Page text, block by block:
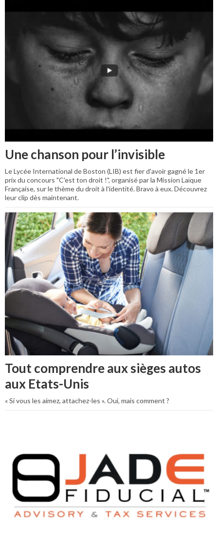
Une chanson pour l’invisible
Le Lycée International de Boston (LIB) est fier d'avoir gagné le 1er
prix du concours "C'est ton droit !", organisé par la Mission Laïque
Française, sur le thème du droit à l'identité. Bravo à eux. Découvrez
leur clip dès maintenant.
Tout comprendre aux sièges autos
aux Etats-Unis
« Si vous les aimez, attachez-les ». Oui, mais comment ?